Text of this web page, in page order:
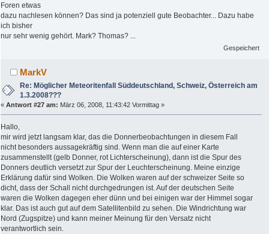
Foren etwas
dazu nachlesen können? Das sind ja potenziell gute Beobachter... Dazu habe
ich bisher
nur sehr wenig gehört. Mark? Thomas? ...
Gespeichert
MarkV
Re: Möglicher Meteoritenfall Süddeutschland, Schweiz, Österreich am
1.3.2008???
« Antwort #27 am: März 06, 2008, 11:43:42 Vormittag »
Hallo,
mir wird jetzt langsam klar, das die Donnerbeobachtungen in diesem Fall
nicht besonders aussagekräftig sind. Wenn man die auf einer Karte
zusammenstellt (gelb Donner, rot Lichterscheinung), dann ist die Spur des
Donners deutlich versetzt zur Spur der Leuchterscheinung. Meine einzige
Erklärung dafür sind Wolken. Die Wolken waren auf der schweizer Seite so
dicht, dass der Schall nicht durchgedrungen ist. Auf der deutschen Seite
waren die Wolken dagegen eher dünn und bei einigen war der Himmel sogar
klar. Das ist auch gut auf dem Satellitenbild zu sehen. Die Windrichtung war
Nord (Zugspitze) und kann meiner Meinung für den Versatz nicht
verantwortlich sein.